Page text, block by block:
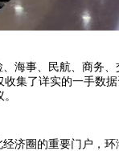
海事、民航、商务
集了详实的一手数
济圈的重要门户，